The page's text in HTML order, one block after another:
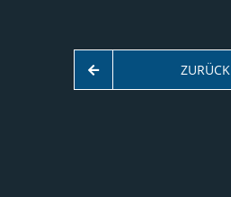
ZURÜCK